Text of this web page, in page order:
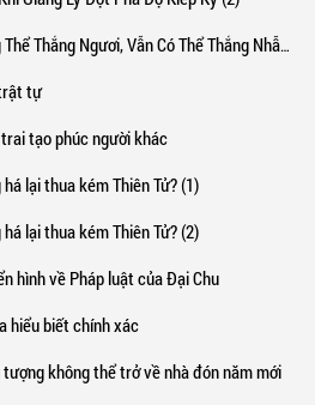
Ngươi, Vẫn Có Thể Thắng Nhẫn Trữ Vật Của Ngươi!
tự
tạo phúc người khác
há lại thua kém Thiên Tử? (1)
há lại thua kém Thiên Tử? (2)
hình về Pháp luật của Đại Chu
hiểu biết chính xác
tượng không thể trở về nhà đón năm mới